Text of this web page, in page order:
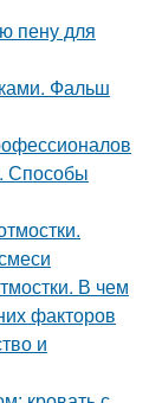
пену для
Фальш
Способы
В чем
факторов
и